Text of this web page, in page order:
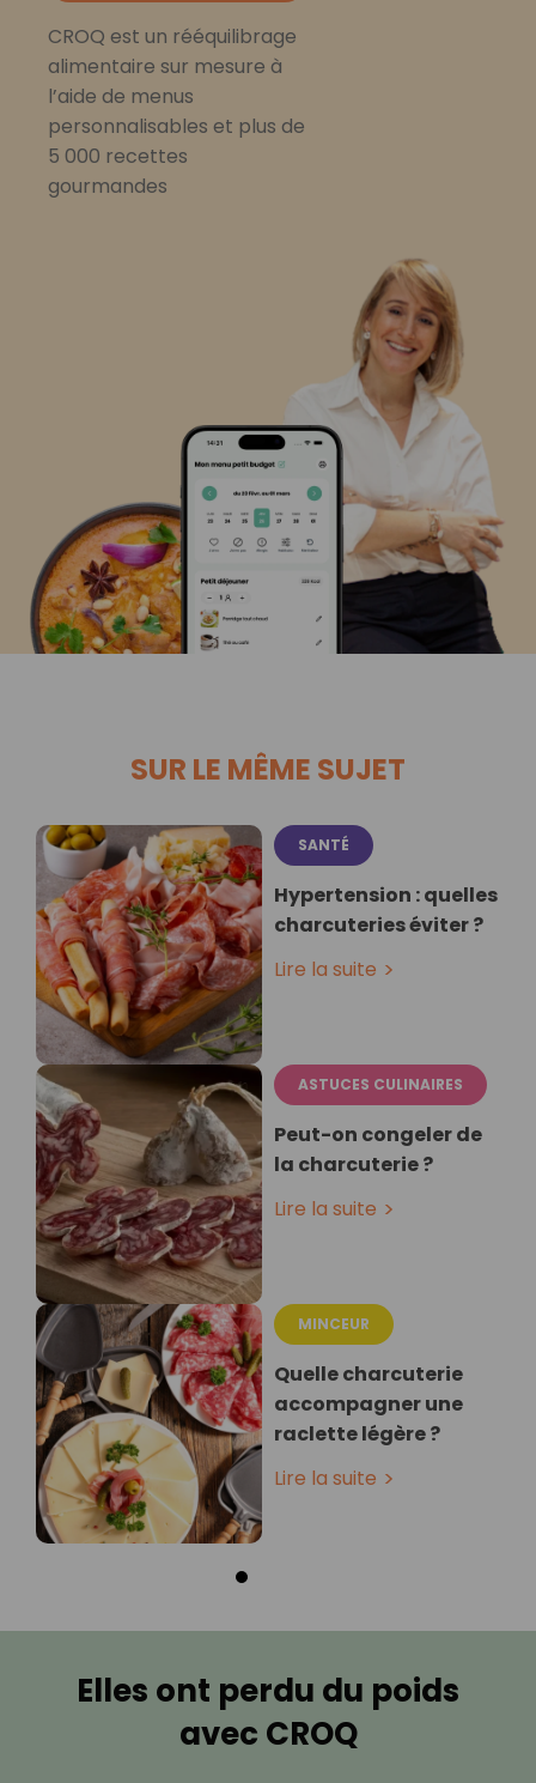
CROQ est un rééquilibrage
alimentaire sur mesure à
l’aide de menus
personnalisables et plus de
5 000 recettes
gourmandes
SUR LE MÊME SUJET
SANTÉ
Hypertension : quelles
charcuteries éviter ?
Lire la suite
ASTUCES CULINAIRES
Peut-on congeler de
la charcuterie ?
Lire la suite
MINCEUR
Quelle charcuterie
accompagner une
raclette légère ?
Lire la suite
Elles ont perdu du poids
avec CROQ